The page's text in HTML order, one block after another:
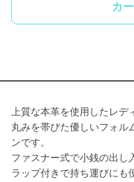
カ
上質な本革を使用したレデ
丸みを帯びた優しいフォル
ンです。
ファスナー式で小銭の出し
ラップ付きで持ち運びにも